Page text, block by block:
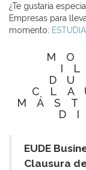
¿Te gustaría
Empresas para
momento:
EUDE
Clausura